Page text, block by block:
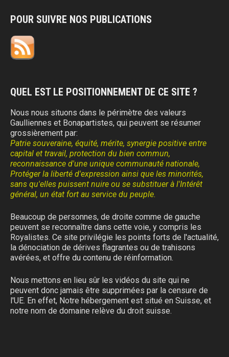
POUR SUIVRE NOS PUBLICATIONS
QUEL EST LE POSITIONNEMENT DE CE SITE ?
Nous nous situons dans le périmètre des valeurs
Gaulliennes et Bonapartistes, qui peuvent se résumer
grossièrement par:
Patrie souveraine, équité, mérite, synergie positive entre
capital et travail, protection du bien commun,
reconnaissance d'une unique communauté nationale,
Protéger la liberté d'expression ainsi que les minorités,
sans qu'elles puissent nuire ou se substituer à l'Intérêt
général, un état fort au service du peuple.
Beaucoup de personnes, de droite comme de gauche
peuvent se reconnaître dans cette voie, y compris les
Royalistes. Ce site privilégie les points forts de l'actualité,
la dénociation de dérives flagrantes ou de trahisons
avérées, et offre du contenu de réinformation.
Nous mettons en lieu sûr les vidéos du site qui ne
peuvent donc jamais être supprimées par la censure de
l'UE. En effet, Notre hébergement est situé en Suisse, et
notre nom de domaine relève du droit suisse.